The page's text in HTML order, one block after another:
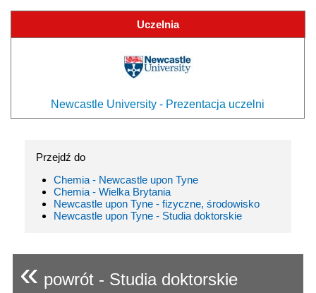
Uczelnia
Newcastle University - Prezentacja uczelni
Przejdź do
Chemia - Newcastle upon Tyne
Chemia - Wielka Brytania
Newcastle upon Tyne - fizyczne, środowisko
Newcastle upon Tyne - Studia doktorskie
« powrót - Studia doktorskie